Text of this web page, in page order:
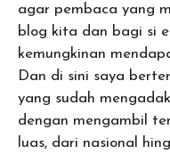
agar pembaca yang
blog kita dan bagi si
kemungkinan
Dan di sini saya
yang sudah
dengan mengambil
luas, dari nasional